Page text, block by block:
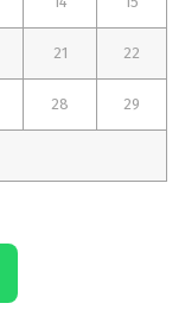
21 22
28 29